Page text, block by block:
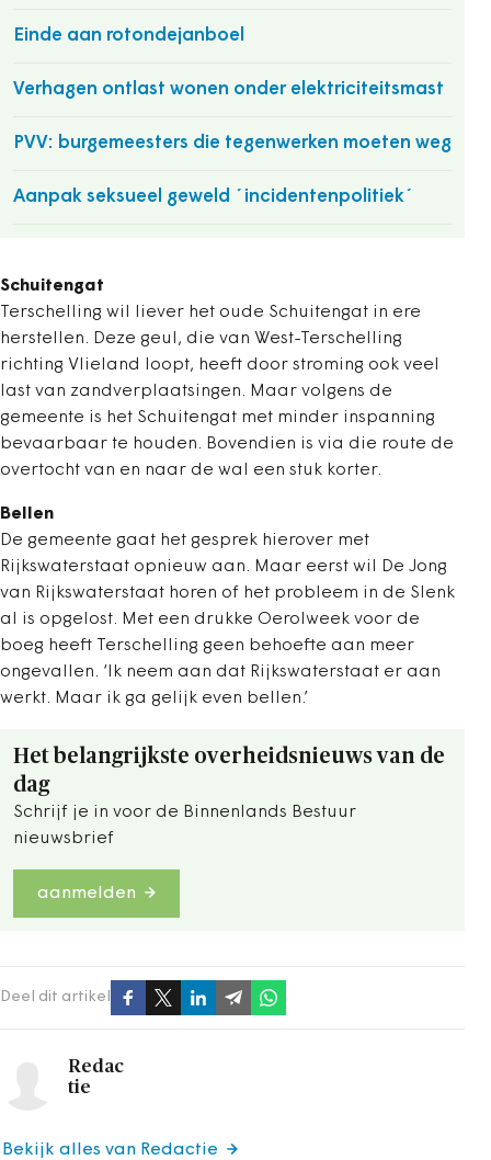
Einde aan rotondejanboel
Verhagen ontlast wonen onder elektriciteitsmast
PVV: burgemeesters die tegenwerken moeten weg
Aanpak seksueel geweld ´incidentenpolitiek´
Schuitengat
Terschelling wil liever het oude Schuitengat in ere
herstellen. Deze geul, die van West-Terschelling
richting Vlieland loopt, heeft door stroming ook veel
last van zandverplaatsingen. Maar volgens de
gemeente is het Schuitengat met minder inspanning
bevaarbaar te houden. Bovendien is via die route de
overtocht van en naar de wal een stuk korter.
Bellen
De gemeente gaat het gesprek hierover met
Rijkswaterstaat opnieuw aan. Maar eerst wil De Jong
van Rijkswaterstaat horen of het probleem in de Slenk
al is opgelost. Met een drukke Oerolweek voor de
boeg heeft Terschelling geen behoefte aan meer
ongevallen. ‘Ik neem aan dat Rijkswaterstaat er aan
werkt. Maar ik ga gelijk even bellen.’
Het belangrijkste overheidsnieuws van de
dag
Schrijf je in voor de Binnenlands Bestuur
nieuwsbrief
aanmelden
Deel dit artikel
Redac
tie
Bekijk alles van Redactie